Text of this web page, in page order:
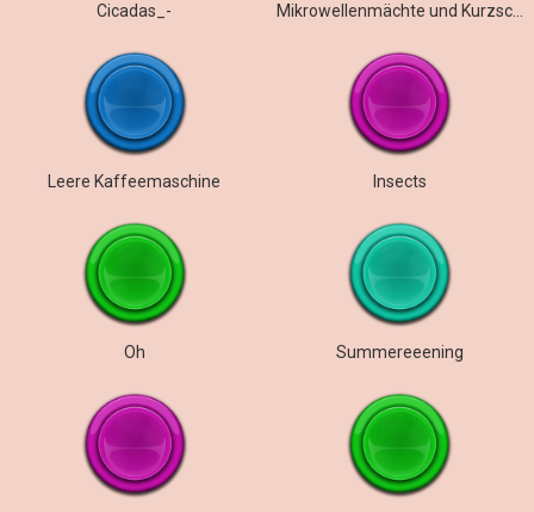
Cicadas_- Mikrowellenmächte und Kurzschlüsse
Leere Kaffeemaschine Insects
Oh Summereeening